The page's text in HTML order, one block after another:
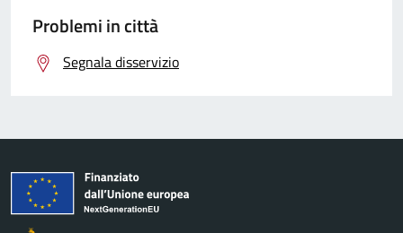
Problemi in città
Segnala disservizio